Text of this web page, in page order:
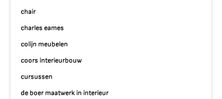
chair
charles eames
colijn meubelen
coors interieurbouw
cursussen
de boer maatwerk in interieur